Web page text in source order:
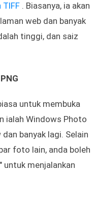
. Biasanya, ia akan
web dan banyak
tinggi, dan saiz
untuk membuka
ialah Windows Photo
banyak lagi. Selain
foto lain, anda boleh
untuk menjalankan